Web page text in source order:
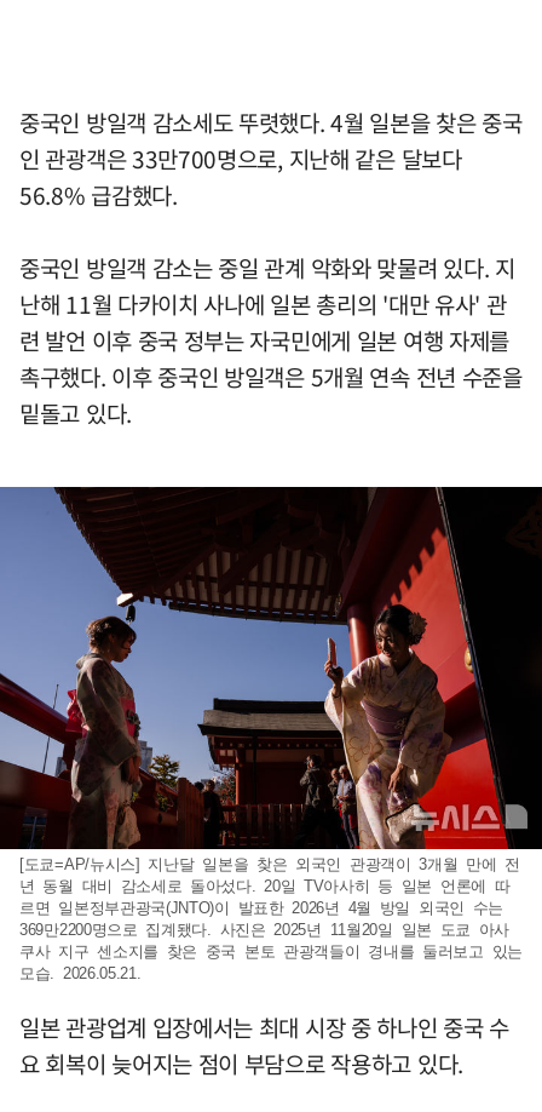
중국인 방일객 감소세도 뚜렷했다. 4월 일본을 찾은 중국
인 관광객은 33만700명으로, 지난해 같은 달보다
56.8% 급감했다.
중국인 방일객 감소는 중일 관계 악화와 맞물려 있다. 지
난해 11월 다카이치 사나에 일본 총리의 '대만 유사' 관
련 발언 이후 중국 정부는 자국민에게 일본 여행 자제를
촉구했다. 이후 중국인 방일객은 5개월 연속 전년 수준을
밑돌고 있다.
[도쿄=AP/뉴시스] 지난달 일본을 찾은 외국인 관광객이 3개월 만에 전
년 동월 대비 감소세로 돌아섰다. 20일 TV아사히 등 일본 언론에 따
르면 일본정부관광국(JNTO)이 발표한 2026년 4월 방일 외국인 수는
369만2200명으로 집계됐다. 사진은 2025년 11월20일 일본 도쿄 아사
쿠사 지구 센소지를 찾은 중국 본토 관광객들이 경내를 둘러보고 있는
모습. 2026.05.21.
일본 관광업계 입장에서는 최대 시장 중 하나인 중국 수
요 회복이 늦어지는 점이 부담으로 작용하고 있다.